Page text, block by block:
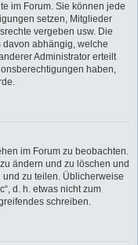
im Forum. Sie können jede
setzen, Mitglieder
vergeben usw. Die
davon abhängig, welche
Administrator erteilt
haben,
im Forum zu beobachten.
ändern und zu löschen und
zu teilen. Üblicherweise
d. h. etwas nicht zum
schreiben.